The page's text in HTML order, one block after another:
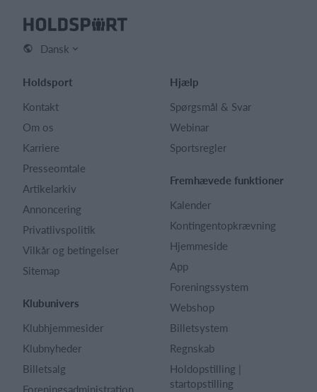
Dansk
Holdsport
Kontakt
Om os
Karriere
Presseomtale
Artikelarkiv
Annoncering
Privatlivspolitik
Vilkår og betingelser
Sitemap
Klubunivers
Klubhjemmesider
Klubnyheder
Billetsalg
Foreningsadministration
Hjælp
Spørgsmål & Svar
Webinar
Sportsregler
Fremhævede funktioner
Kalender
Kontingentopkrævning
Hjemmeside
App
Foreningssystem
Webshop
Billetsystem
Regnskab
Holdopstilling |
startopstilling